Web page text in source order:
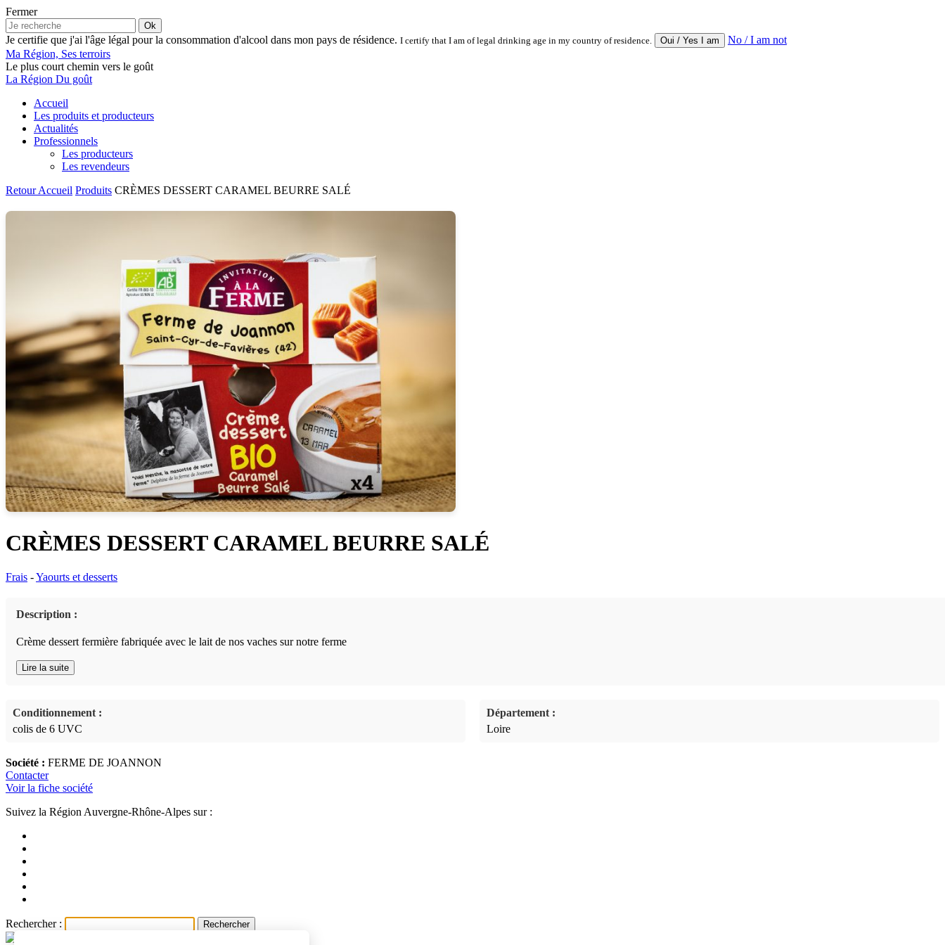
Fermer
Ok
Je certifie que j'ai l'âge légal pour la consommation d'alcool dans mon pays de résidence. I certify that I am of legal drinking age in my country of residence.
No / I am not
Ma Région, Ses terroirs
Le plus court chemin vers le goût
La Région Du goût
Accueil
Les produits et producteurs
Actualités
Professionnels
Les producteurs
Les revendeurs
RetourAccueil Produits CRÈMES DESSERT CARAMEL BEURRE SALÉ
CRÈMES DESSERT CARAMEL BEURRE SALÉ
Frais -Yaourts et desserts
Description :
Crème dessert fermière fabriquée avec le lait de nos vaches sur notre ferme
Lire la suite
Conditionnement :
colis de 6 UVC
Département :
Loire
Société : FERME DE JOANNON
Contacter
Voir la fiche société
Suivez la Région Auvergne-Rhône-Alpes sur :
Rechercher :